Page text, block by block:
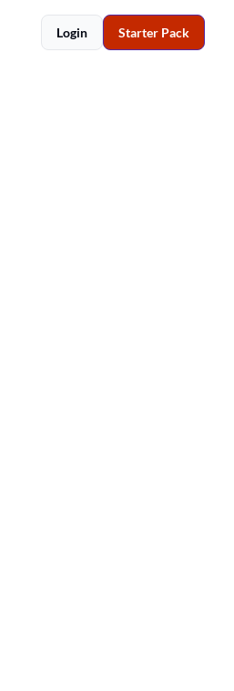
Login Starter Pack